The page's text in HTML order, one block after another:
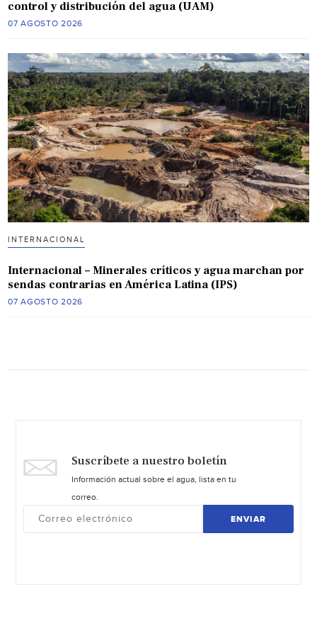
control y distribución del agua (UAM)
07 AGOSTO 2026
INTERNACIONAL
Internacional – Minerales críticos y agua marchan por
sendas contrarias en América Latina (IPS)
07 AGOSTO 2026
Suscríbete a nuestro boletín
Información actual sobre el agua, lista en tu
correo.
ENVIAR